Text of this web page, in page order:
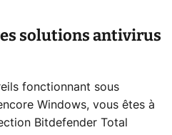
solutions antivirus
fonctionnant sous
Windows, vous êtes à
Bitdefender Total